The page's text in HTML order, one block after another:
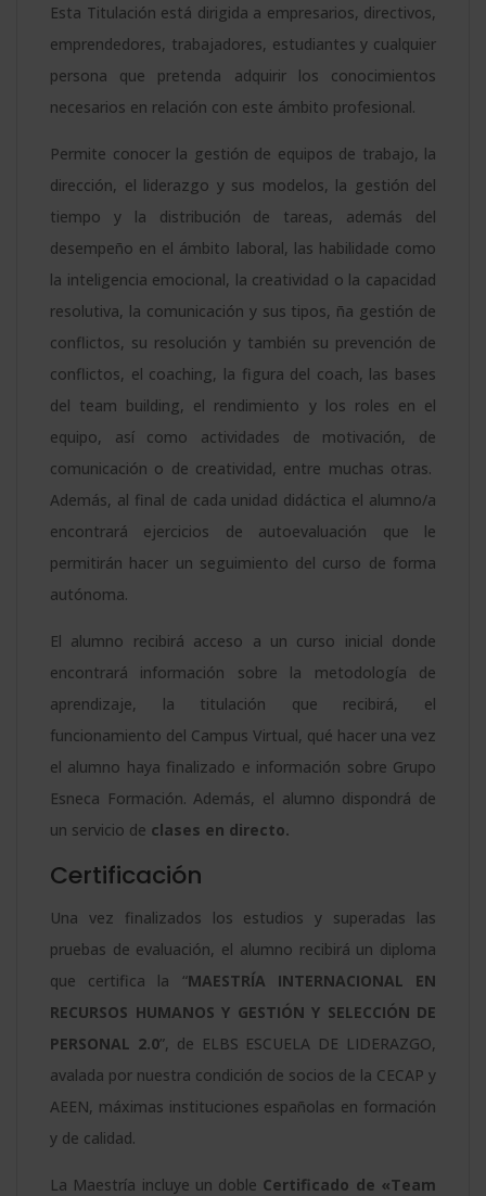
Doble
"Team
Management"
"Evaluación
desempeño"
Harvard
Business
Publishing)
cantidad
Esta Titulación está dirigida a empresarios, directivos,
emprendedores, trabajadores, estudiantes y cualquier
persona que pretenda adquirir los conocimientos
necesarios en relación con este ámbito profesional.
Permite conocer la gestión de equipos de trabajo, la
dirección, el liderazgo y sus modelos, la gestión del
tiempo y la distribución de tareas, además del
desempeño en el ámbito laboral, las habilidade como
la inteligencia emocional, la creatividad o la capacidad
resolutiva, la comunicación y sus tipos, ña gestión de
conflictos, su resolución y también su prevención de
conflictos, el coaching, la figura del coach, las bases
del team building, el rendimiento y los roles en el
equipo, así como actividades de motivación, de
comunicación o de creatividad, entre muchas otras.
Además, al final de cada unidad didáctica el alumno/a
encontrará ejercicios de autoevaluación que le
permitirán hacer un seguimiento del curso de forma
autónoma.
El alumno recibirá acceso a un curso inicial donde
encontrará información sobre la metodología de
aprendizaje, la titulación que recibirá, el
funcionamiento del Campus Virtual, qué hacer una vez
el alumno haya finalizado e información sobre Grupo
Esneca Formación. Además, el alumno dispondrá de
un servicio de clases en directo.
Certificación
Una vez finalizados los estudios y superadas las
pruebas de evaluación, el alumno recibirá un diploma
que certifica la “MAESTRÍA INTERNACIONAL EN
RECURSOS HUMANOS Y GESTIÓN Y SELECCIÓN DE
PERSONAL 2.0”, de ELBS ESCUELA DE LIDERAZGO,
avalada por nuestra condición de socios de la CECAP y
AEEN, máximas instituciones españolas en formación
y de calidad.
La Maestría incluye un doble Certificado de «Team